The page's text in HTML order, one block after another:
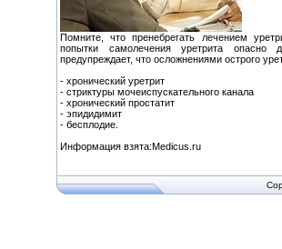
Помните, что пренебрегать лечением
попытки самолечения уретрита опасно
предупреждает, что осложнениями острого
- хронический уретрит
- стриктуры мочеиспускательного канала
- хронический простатит
- эпидидимит
- бесплодие.
Информация взята:Medicus.ru